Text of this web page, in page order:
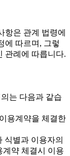
항은 관계 법령에
에 따르며, 그렇
관례에 따릅니다.
는 다음과 같습
용계약을 체결한
별과 이용자의
약 체결시 이용